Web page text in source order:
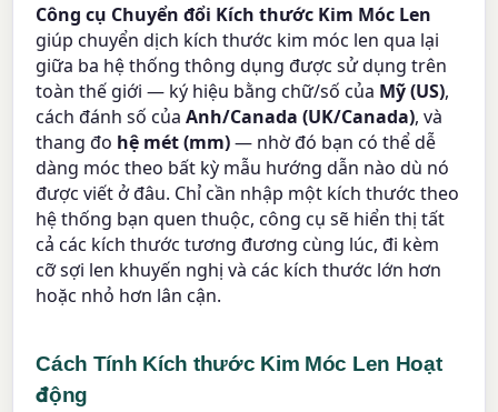
Công cụ Chuyển đổi Kích thước Kim Móc Len
giúp chuyển dịch kích thước kim móc len qua lại
giữa ba hệ thống thông dụng được sử dụng trên
toàn thế giới — ký hiệu bằng chữ/số của Mỹ (US),
cách đánh số củaAnh/Canada (UK/Canada), và
thang đo hệ mét (mm)— nhờ đó bạn có thể dễ
dàng móc theo bất kỳ mẫu hướng dẫn nào dù nó
được viết ở đâu. Chỉ cần nhập một kích thước theo
hệ thống bạn quen thuộc, công cụ sẽ hiển thị tất
cả các kích thước tương đương cùng lúc, đi kèm
cỡ sợi len khuyến nghị và các kích thước lớn hơn
hoặc nhỏ hơn lân cận.
Cách Tính Kích thước Kim Móc Len Hoạt
động